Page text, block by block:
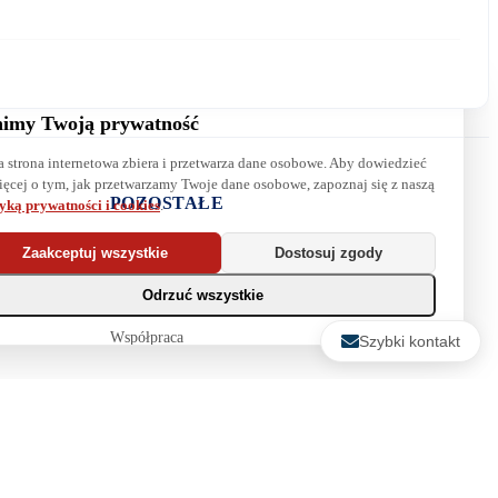
POZOSTAŁE
Najpopularniejsze książki
Blog
Współpraca
Twoją prywatność
strona internetowa zbiera i przetwarza dane osobowe. Aby dowiedzieć
o tym, jak przetwarzamy Twoje dane osobowe, zapoznaj się z naszą
prywatności i cookies.
Dostosuj zgody
Zaakceptuj wszystkie
Odrzuć wszystkie
Szybki kontakt
Wyrażam zgodę na przetwarzanie danych. Zapoznaj się z naszą
polityką prywatności.